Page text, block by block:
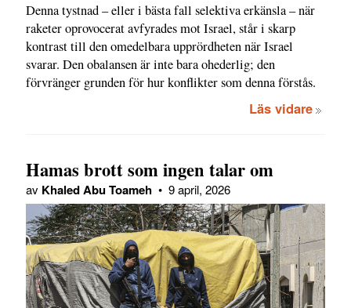
Denna tystnad – eller i bästa fall selektiva erkänsla – när
raketer oprovocerat avfyrades mot Israel, står i skarp
kontrast till den omedelbara upprördheten när Israel
svarar. Den obalansen är inte bara ohederlig; den
förvränger grunden för hur konflikter som denna förstås.
Läs vidare
Hamas brott som ingen talar om
av Khaled Abu Toameh • 9 april, 2026